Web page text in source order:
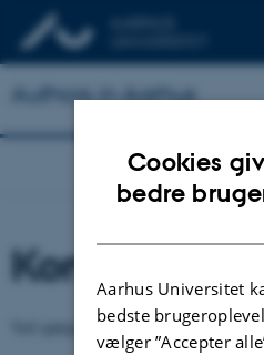
Authors in Aarhus
Kontakt
Ved spørgsmål kontakt Katrine
Cookies
bedre
Aarhus Universitet
bedste
vælger ”Accepter